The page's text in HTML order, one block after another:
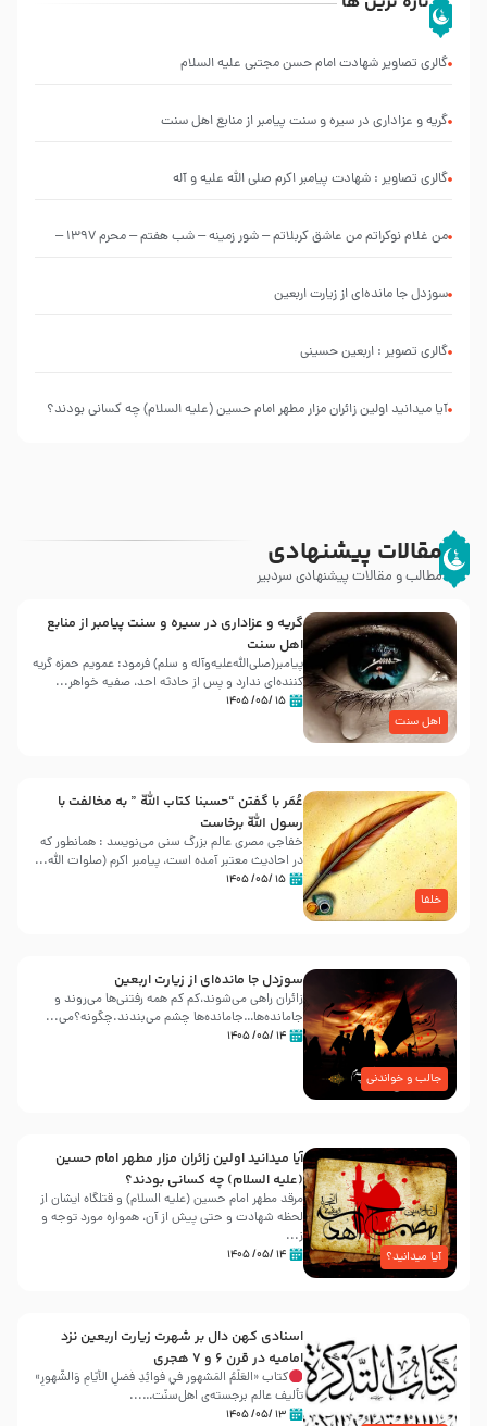
گالری تصاویر شهادت امام حسن مجتبی علیه السلام
گریه و عزاداری در سیره و سنت پیامبر از منابع اهل سنت
گالری تصاویر : شهادت پیامبر اکرم صلی الله علیه و آله
من غلام نوکراتم من عاشق کربلاتم – شور زمینه – شب هفتم – محرم 1397 –
سوزدل جا مانده‌ای از زیارت اربعین
گالری تصویر : اربعین حسینی
آیا میدانید اولین زائران مزار مطهر امام حسین (علیه السلام) چه کسانی بودند؟
مقالات پیشنهادی
مطالب و مقالات پیشنهادی سردبیر
اهل سنت
گریه و عزاداری در سیره و سنت پیامبر از منابع
اهل سنت
پیامبر(صلی‌الله‌علیه‌وآله و سلم) فرمود: عمویم حمزه گریه
کننده‌ای ندارد و پس از حادثه احد، صفیه خواهر...
۱۵ /۰۵/ ۱۴۰۵
خلفا
عُمَر با گفتن “حسبنا كتاب اللّه ” به مخالفت با
رسول اللّه برخاست
خفاجی مصری عالم بزرگ سنی می‌نویسد : همانطور که
در احادیث معتبر آمده است، پیامبر اکرم (صلوات اللّه...
۱۵ /۰۵/ ۱۴۰۵
جالب و خواندنی
سوزدل جا مانده‌ای از زیارت اربعین
زائران راهی می‌شوند،کم‌ کم همه رفتنی‌ها می‌روند و
جامانده‌ها…جامانده‌ها چشم می‌بندند.چگونه؟می‌...
۱۴ /۰۵/ ۱۴۰۵
آیا میدانید؟
آیا میدانید اولین زائران مزار مطهر امام حسین
(علیه السلام) چه کسانی بودند؟
مرقد مطهر امام حسین (علیه السلام) و قتلگاه ایشان از
لحظه شهادت و حتی پیش از آن، همواره مورد توجه و
ز...
۱۴ /۰۵/ ۱۴۰۵
اسنادی کهن دال بر شهرت زیارت اربعین نزد
امامیه در قرن ۶ و ۷ هجری
کتاب «العَلَمُ المَشهور في فَوائِدِ فَضلِ الأيّامِ وَالشُّهورِ»
تألیف عالم برجسته‌ی اهل‌سنّت…...
۱۳ /۰۵/ ۱۴۰۵